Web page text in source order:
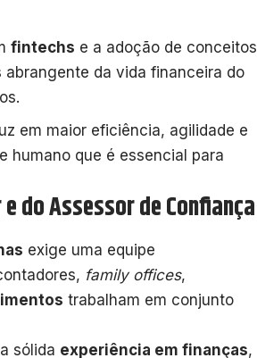
fintechs e a adoção de conceitos
da vida financeira do
em maior eficiência, agilidade e
humano que é essencial para
do Assessor de Confiança
exige uma equipe
family offices,
trabalham em conjunto
sólida experiência em finanças,